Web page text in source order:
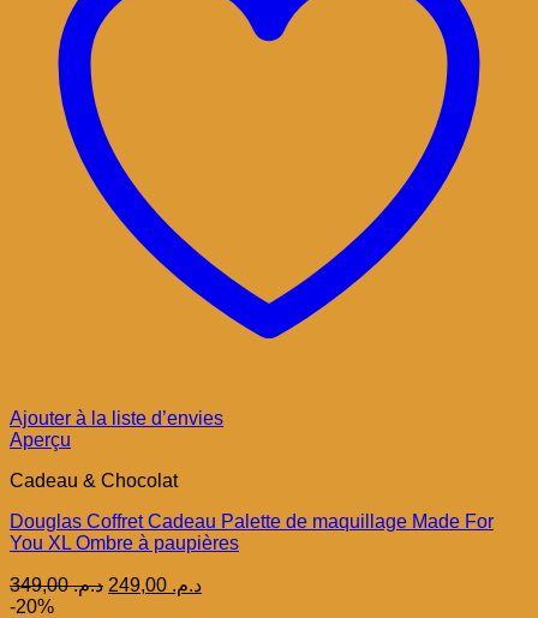
Ajouter à la liste d’envies
Aperçu
Cadeau & Chocolat
Douglas Coffret Cadeau Palette de maquillage Made For
You XL Ombre à paupières
د.م.349,00
Le
د.م.Le
-20%